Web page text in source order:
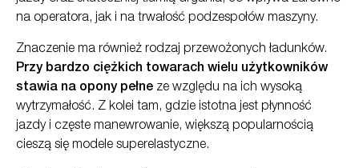
na operatora, jak i na trwałość podzespołów maszyny.
Znaczenie ma również rodzaj przewożonych ładunków.
Przy bardzo ciężkich towarach wielu użytkowników
stawia na opony pełne ze względu na ich wysoką
wytrzymałość. Z kolei tam, gdzie istotna jest płynność
jazdy i częste manewrowanie, większą popularnością
cieszą się modele superelastyczne.